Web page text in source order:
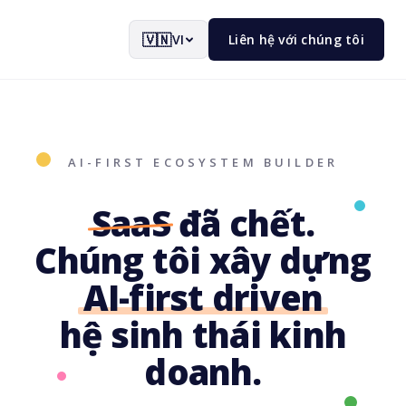
🇻🇳VI Liên hệ với chúng tôi
AI-FIRST ECOSYSTEM BUILDER
SaaSđã chết.
Chúng tôi xây dựng
AI-first driven
hệ sinh thái kinh
doanh.